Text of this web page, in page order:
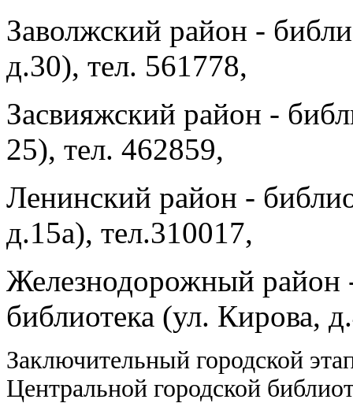
Заволжский район -
д.30), тел. 561778,
Засвияжский район -
25), тел. 462859,
Ленинский район -
д.15а), тел.310017,
Железнодорожный район
библиотека (ул. Кирова,
Заключительный городской
Центральной городской